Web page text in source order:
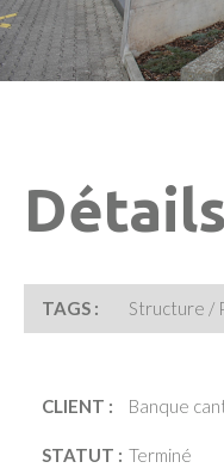
TAGS : Structure /
CLIENT : Banque
STATUT : Terminé